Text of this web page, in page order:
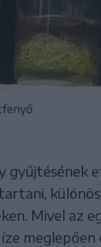
gyűjtésének
Mivel az